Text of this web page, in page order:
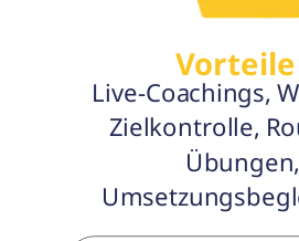
Vorteile
Live-Coachings,
Zielkontrolle,
Übungen,